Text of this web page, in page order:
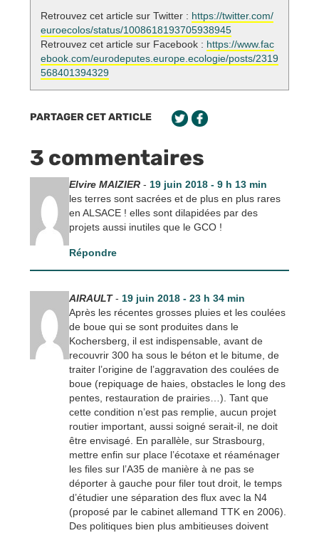
Retrouvez cet article sur Twitter : https://twitter.com/
euroecolos/status/1008618193705938945
Retrouvez cet article sur Facebook : https://www.fac
ebook.com/eurodeputes.europe.ecologie/posts/2319
568401394329
PARTAGER CET ARTICLE
3 commentaires
Elvire MAIZIER- 19 juin 2018 - 9 h 13 min
les terres sont sacrées et de plus en plus rares
en ALSACE ! elles sont dilapidées par des
projets aussi inutiles que le GCO !
Répondre
AIRAULT- 19 juin 2018 - 23 h 34 min
Après les récentes grosses pluies et les coulées
de boue qui se sont produites dans le
Kochersberg, il est indispensable, avant de
recouvrir 300 ha sous le béton et le bitume, de
traiter l’origine de l’aggravation des coulées de
boue (repiquage de haies, obstacles le long des
pentes, restauration de prairies…). Tant que
cette condition n’est pas remplie, aucun projet
routier important, aussi soigné serait-il, ne doit
être envisagé. En parallèle, sur Strasbourg,
mettre enfin sur place l’écotaxe et réaménager
les files sur l’A35 de manière à ne pas se
déporter à gauche pour filer tout droit, le temps
d’étudier une séparation des flux avec la N4
(proposé par le cabinet allemand TTK en 2006).
Des politiques bien plus ambitieuses doivent